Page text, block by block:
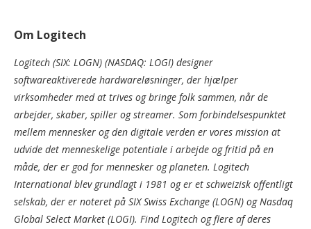
Om Logitech
Logitech (SIX: LOGN) (NASDAQ: LOGI) designer
softwareaktiverede hardwareløsninger, der hjælper
virksomheder med at trives og bringe folk sammen, når de
arbejder, skaber, spiller og streamer. Som forbindelsespunktet
mellem mennesker og den digitale verden er vores mission at
udvide det menneskelige potentiale i arbejde og fritid på en
måde, der er god for mennesker og planeten. Logitech
International blev grundlagt i 1981 og er et schweizisk offentligt
selskab, der er noteret på SIX Swiss Exchange (LOGN) og Nasdaq
Global Select Market (LOGI). Find Logitech og flere af deres